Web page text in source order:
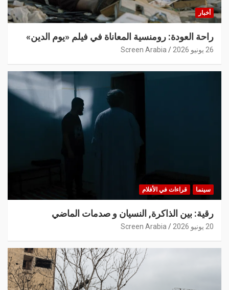
أخبار
راحة العودة: رومنسية المعاناة في فيلم «يوم الدين»
26 يونيو 2026 Screen Arabia
سينما قراءات في الأفلام
رقية: بين الذاكرة, النسيان و صدمات الماضي
20 يونيو 2026 Screen Arabia